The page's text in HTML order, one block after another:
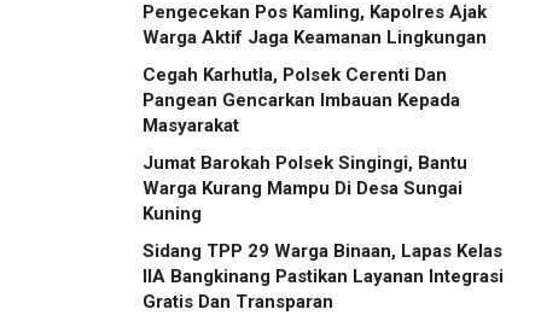
Pengecekan Pos Kamling, Kapolres Ajak
Warga Aktif Jaga Keamanan Lingkungan
Cegah Karhutla, Polsek Cerenti Dan
Pangean Gencarkan Imbauan Kepada
Masyarakat
Jumat Barokah Polsek Singingi, Bantu
Warga Kurang Mampu Di Desa Sungai
Kuning
Sidang TPP 29 Warga Binaan, Lapas Kelas
IIA Bangkinang Pastikan Layanan Integrasi
Gratis Dan Transparan